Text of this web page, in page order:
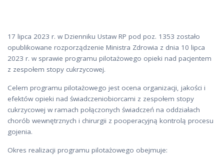
17 lipca 2023 r. w Dzienniku Ustaw RP pod poz. 1353 zostało
opublikowane rozporządzenie Ministra Zdrowia z dnia 10 lipca
2023 r. w sprawie programu pilotażowego opieki nad pacjentem
z zespołem stopy cukrzycowej.
Celem programu pilotażowego jest ocena organizacji, jakości i
efektów opieki nad świadczeniobiorcami z zespołem stopy
cukrzycowej w ramach połączonych świadczeń na oddziałach
chorób wewnętrznych i chirurgii z pooperacyjną kontrolą procesu
gojenia.
Okres realizacji programu pilotażowego obejmuje: